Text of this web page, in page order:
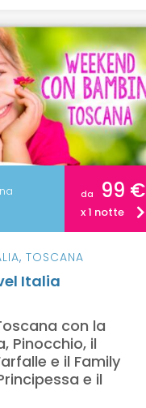
da 99 €
x 1 notte
, TOSCANA
Italia
con la
Pinocchio, il
e il Family
e il